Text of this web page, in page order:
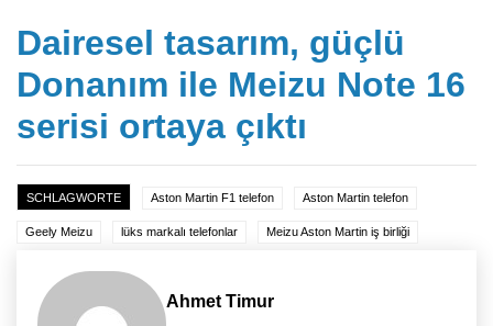
Dairesel tasarım, güçlü
Donanım ile Meizu Note 16
serisi ortaya çıktı
SCHLAGWORTE Aston Martin F1 telefon Aston Martin telefon
Geely Meizu lüks markalı telefonlar Meizu Aston Martin iş birliği
Ahmet Timur